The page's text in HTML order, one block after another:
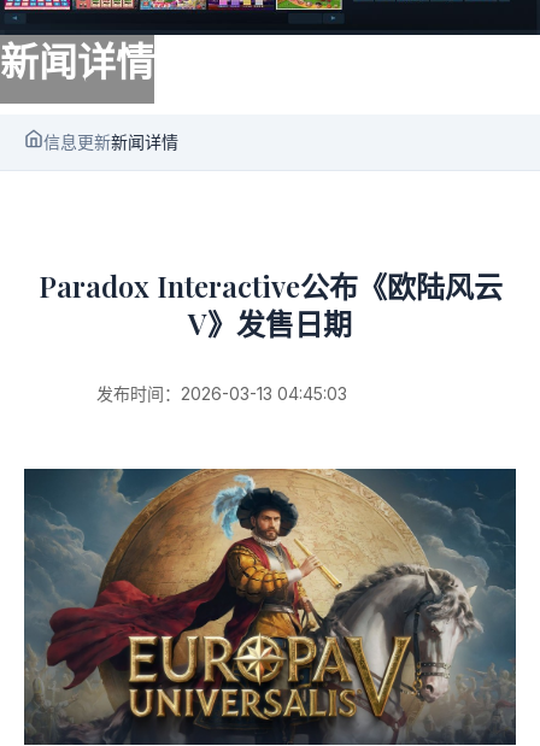
新闻详情
信息更新新闻详情
Paradox Interactive公布《欧陆风云
V》发售日期
发布时间：2026-03-13 04:45:03